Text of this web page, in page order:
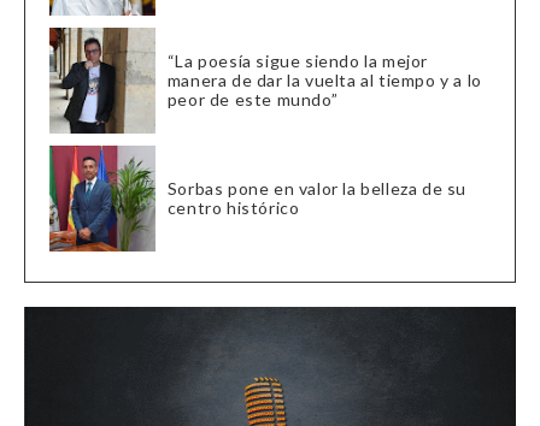
“La poesía sigue siendo la mejor
manera de dar la vuelta al tiempo y a lo
peor de este mundo”
Sorbas pone en valor la belleza de su
centro histórico